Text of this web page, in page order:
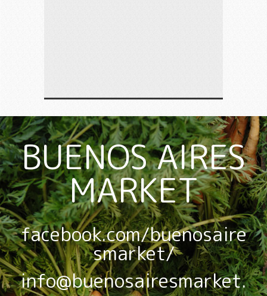
BUENOS AIRES
MARKET
facebook.com/buenosaire
smarket/
info@buenosairesmarket.